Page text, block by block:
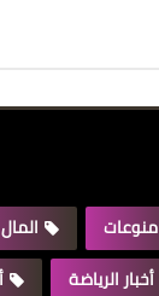
منوعات
أخبار الرياضة